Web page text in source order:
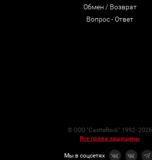
Обмен / Возврат
Вопрос - Ответ
© ООО "CastleRock" 1992- 2026
Все права защищены
Мы в соцсетях